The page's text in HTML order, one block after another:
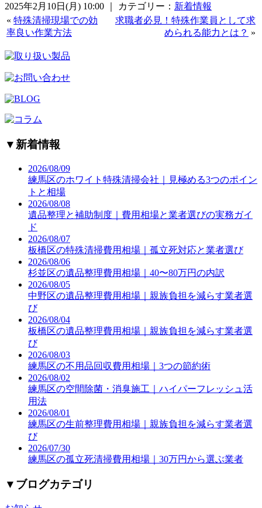
2025年2月10日(月) 10:00 ｜ カテゴリー： 新着情報
« 特殊清掃現場での効
率良い作業方法
求職者必見！特殊作業員として求
められる能力とは？ »
▼ 新着情報
2026/08/09
練馬区のホワイト特殊清掃会社｜見極める3つのポイン
トと相場
2026/08/08
遺品整理と補助制度｜費用相場と業者選びの実務ガイ
ド
2026/08/07
板橋区の特殊清掃費用相場｜孤立死対応と業者選び
2026/08/06
杉並区の遺品整理費用相場｜40〜80万円の内訳
2026/08/05
中野区の遺品整理費用相場｜親族負担を減らす業者選
び
2026/08/04
板橋区の遺品整理費用相場｜親族負担を減らす業者選
び
2026/08/03
練馬区の不用品回収費用相場｜3つの節約術
2026/08/02
練馬区の空間除菌・消臭施工｜ハイパーフレッシュ活
用法
2026/08/01
練馬区の生前整理費用相場｜親族負担を減らす業者選
び
2026/07/30
練馬区の孤立死清掃費用相場｜30万円から選ぶ業者
▼ ブログカテゴリ